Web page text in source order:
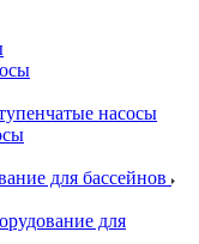
насосы
для бассейнов
для